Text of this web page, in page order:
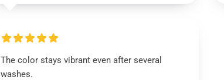
The color stays vibrant even after several
washes.